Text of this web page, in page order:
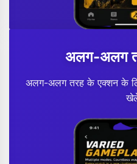
अलग-अलग
अलग-अलग तरह के एक्शन के